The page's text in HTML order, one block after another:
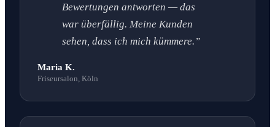
Bewertungen antworten — das
war überfällig. Meine Kunden
sehen, dass ich mich kümmere.”
Maria K.
Friseursalon, Köln